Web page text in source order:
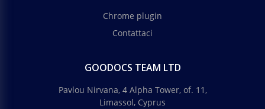
Chrome plugin
Contattaci
GOODOCS TEAM LTD
Pavlou Nirvana, 4 Alpha Tower, of. 11,
Limassol, Cyprus